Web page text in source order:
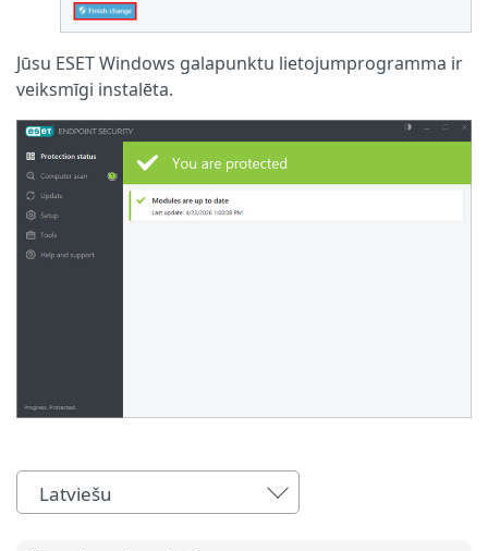
Jūsu ESET Windows galapunktu lietojumprogramma ir
veiksmīgi instalēta.
Latviešu